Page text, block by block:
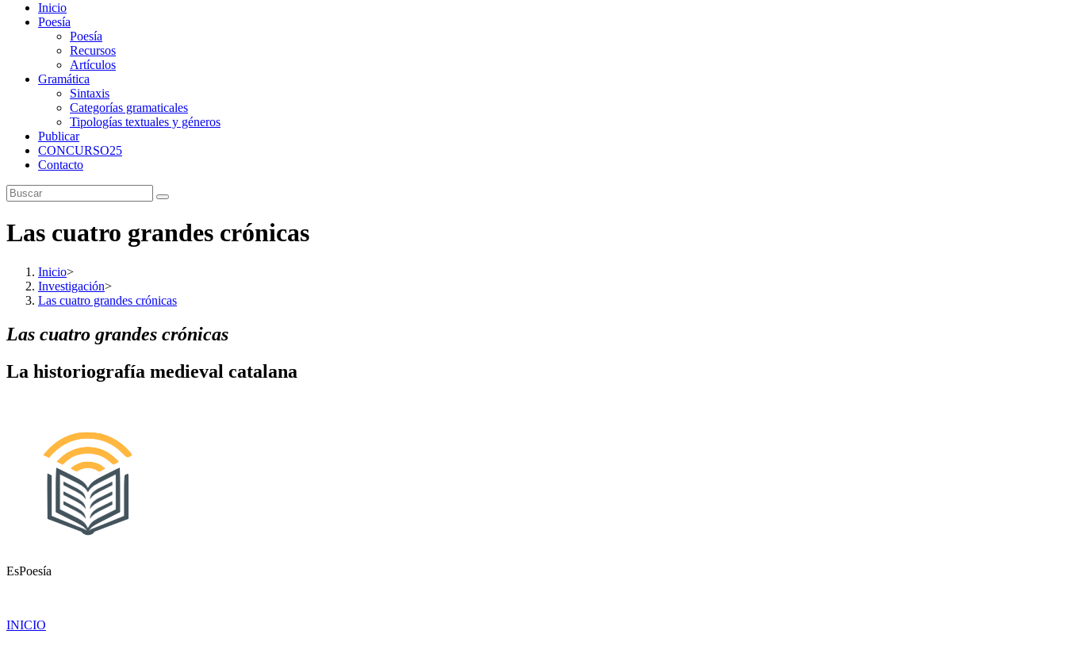
Inicio
Poesía
Poesía
Recursos
Artículos
Gramática
Sintaxis
Categorías gramaticales
Tipologías textuales y géneros
Publicar
CONCURSO25
Contacto
Las cuatro grandes crónicas
Inicio>
Investigación>
Las cuatro grandes crónicas
Las cuatro grandes crónicas
La historiografía medieval catalana
EsPoesía
INICIO